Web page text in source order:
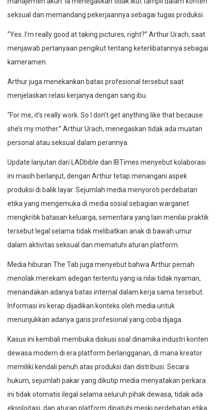
seksual dan memandang pekerjaannya sebagai tugas produksi.
“Yes. I’m really good at taking pictures, right?” Arthur Urach, saat
menjawab pertanyaan pengikut tentang keterlibatannya sebagai
kameramen.
Arthur juga menekankan batas profesional tersebut saat
menjelaskan relasi kerjanya dengan sang ibu.
“For me, it’s really work. So I don’t get anything like that because
she’s my mother.” Arthur Urach, menegaskan tidak ada muatan
personal atau seksual dalam perannya.
Update lanjutan dari LADbible dan IBTimes menyebut kolaborasi
ini masih berlanjut, dengan Arthur tetap menangani aspek
produksi di balik layar. Sejumlah media menyoroti perdebatan
etika yang mengemuka di media sosial sebagian warganet
mengkritik batasan keluarga, sementara yang lain menilai praktik
tersebut legal selama tidak melibatkan anak di bawah umur
dalam aktivitas seksual dan mematuhi aturan platform.
Media hiburan The Tab juga menyebut bahwa Arthur pernah
menolak merekam adegan tertentu yang ia nilai tidak nyaman,
menandakan adanya batas internal dalam kerja sama tersebut.
Informasi ini kerap dijadikan konteks oleh media untuk
menunjukkan adanya garis profesional yang coba dijaga.
Kasus ini kembali membuka diskusi soal dinamika industri konten
dewasa modern di era platform berlangganan, di mana kreator
memiliki kendali penuh atas produksi dan distribusi. Secara
hukum, sejumlah pakar yang dikutip media menyatakan perkara
ini tidak otomatis ilegal selama seluruh pihak dewasa, tidak ada
eksploitasi, dan aturan platform dipatuhi meski perdebatan etika